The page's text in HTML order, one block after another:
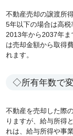
不動産売却の譲渡所
5年以下の場合は高税
2013年から2037年
は売却金額から取得
れます。
◇所有年数で
不動産を売却した際
りますが、給与所得
れは、給与所得や事